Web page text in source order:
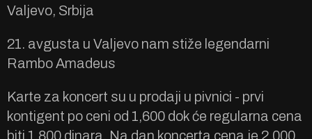
Valjevo, Srbija
21. avgusta u Valjevo nam stiže legendarni
Rambo Amadeus
Karte za koncert su u prodaji u pivnici - prvi
kontigent po ceni od 1,600 dok će regularna cena
biti 1,800 dinara. Na dan koncerta cena je 2,000